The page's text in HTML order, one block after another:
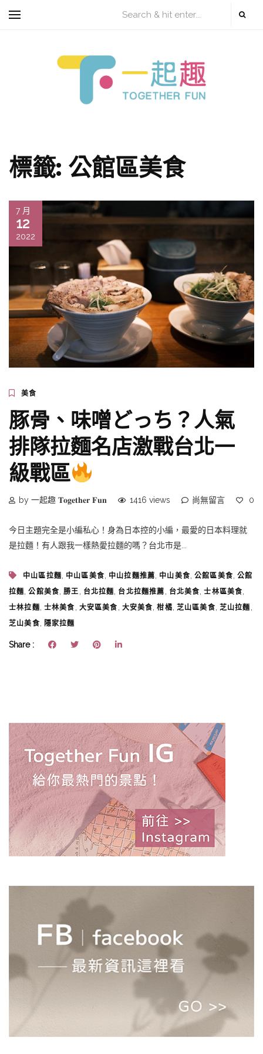
標籤: 公館區美食
7 月
12
2022
美食
豚骨、味噌どっち？人氣
排隊拉麵名店激戰台北一
級戰區
by 一起趣 𝐓𝐨𝐠𝐞𝐭𝐡𝐞𝐫 𝐅𝐮𝐧 1416 views 尚無留言 0
今日主題完全是小編私心！身為日本控的小編，最愛的日本料理就
是拉麵！有人跟我一樣熱愛拉麵的嗎？台北市是...
中山區拉麵 中山區美食 中山拉麵推薦 中山美食 ,公館區美食 ,公館
拉麵 ,公館美食 ,勝王 台北拉麵 台北拉麵推薦 台北美食 ,士林區美食
士林拉麵 士林美食 大安區美食 大安美食 ,柑橘 芝山區美食 芝山拉麵
芝山美食 隱家拉麵
Share :